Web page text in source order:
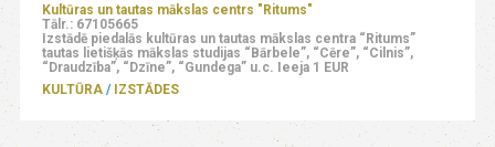
Kultūras un tautas mākslas centrs "Ritums"
Tālr.: 67105665
Izstādē piedalās kultūras un tautas mākslas centra “Ritums”
tautas lietišķās mākslas studijas “Bārbele”, “Cēre”, “Cilnis”,
“Draudzība”, “Dzīne”, “Gundega” u.c. Ieeja 1 EUR
KULTŪRA
IZSTĀDES